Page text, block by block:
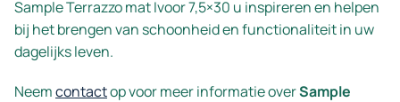
Sample Terrazzo mat Ivoor 7,5×30 u inspireren en helpen
bij het brengen van schoonheid en functionaliteit in uw
dagelijks leven.
Neemcontactop voor meer informatie overSample